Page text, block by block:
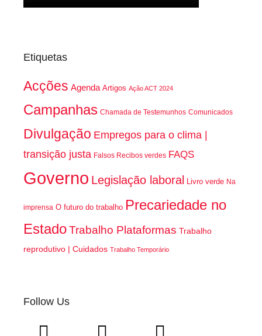
Etiquetas
Acções Agenda Artigos Ação ACT 2024
Campanhas Chamada de Testemunhos Comunicados
Divulgação Empregos para o clima |
transição justa Falsos Recibos verdes FAQS
Governo Legislação laboral Livro verde Na
imprensa O futuro do trabalho Precariedade no
EstadoTrabalho Plataformas Trabalho
reprodutivo | Cuidados Trabalho Temporário
Follow Us